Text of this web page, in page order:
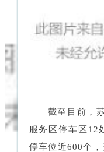
截至目前，
服务区停车区12
停车位近600个